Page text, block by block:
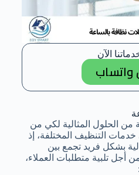
الآن
واتساب
من الحلول المثالية لكي من
التنظيف المختلفة، إذ
بشكل فريد تجمع بين
أجل تلبية متطلبات العملاء،